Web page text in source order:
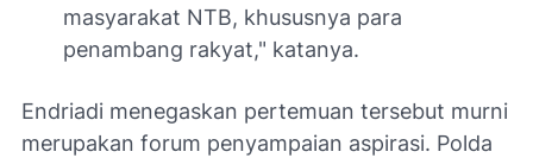
masyarakat NTB, khususnya para
penambang rakyat," katanya.
Endriadi menegaskan pertemuan tersebut murni
merupakan forum penyampaian aspirasi. Polda